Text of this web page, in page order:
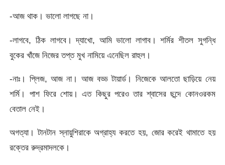
-আজ থাক। ভালো লাগছে না।
-লাগবে, ঠিক লাগবে। দ্যাখো, আমি ভালো লাগাব। শর্মির শীতল সুগন্ধি
বুকের খাঁজে নিজের তপ্ত মুখ নামিয়ে এনেছিল রাহুল।
-নাঃ। প্লিজ, আজ না। আজ বড্ড টায়ার্ড। নিজেকে আলতো ছাড়িয়ে নেয়
শর্মি। পাশ ফিরে শোয়। এত কিছুর পরেও তার শ্বাসের ছন্দে কোনওরকম
বেতাল নেই।
অগত্যা। টানটান স্নায়ুশিরাকে অগ্রাহ্য করতে হয়, জোর করেই থামাতে হয়
রক্তের রুদ্রমাদলকে।